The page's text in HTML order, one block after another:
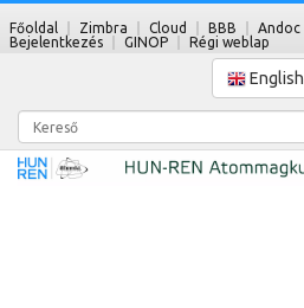
Főoldal Zimbra Cloud BBB Andoc
Bejelentkezés
GINOP Régi weblap
English
Kereső